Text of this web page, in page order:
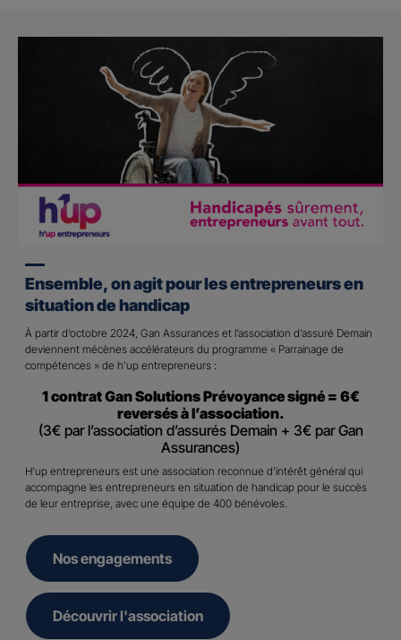
Ensemble, on agit pour les entrepreneurs en
situation de handicap
À partir d’octobre 2024, Gan Assurances et l’association d’assuré Demain
deviennent mécènes accélérateurs du programme « Parrainage de
compétences » de h’up entrepreneurs :
1 contrat Gan Solutions Prévoyance signé = 6€
reversés à l’association.
(3€ par l’association d’assurés Demain + 3€ par Gan
Assurances)
H’up entrepreneurs est une association reconnue d’intérêt général qui
accompagne les entrepreneurs en situation de handicap pour le succès
de leur entreprise, avec une équipe de 400 bénévoles.
Nos engagements
Découvrir l'association